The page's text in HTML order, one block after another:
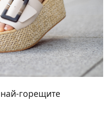
горещите